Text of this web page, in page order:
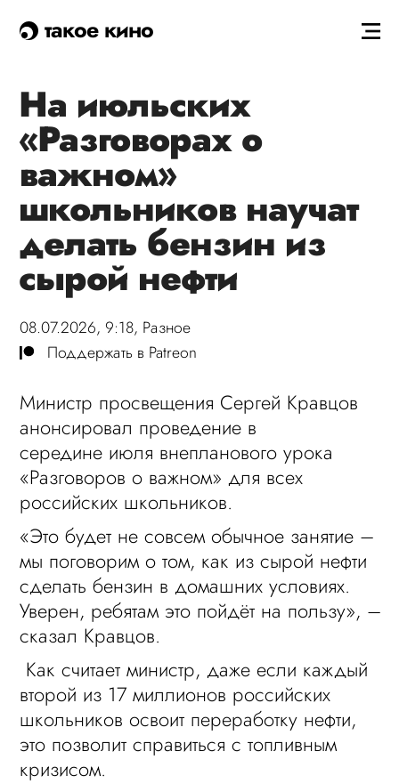
такое кино
На июльских
«Разговорах о
важном»
школьников научат
делать бензин из
сырой нефти
08.07.2026, 9:18, Разное
Поддержать в Patreon
Министр просвещения Сергей Кравцов
анонсировал проведение в
середине июля внепланового урока
«Разговоров о важном» для всех
российских школьников.
«Это будет не совсем обычное занятие –
мы поговорим о том, как из сырой нефти
сделать бензин в домашних условиях.
Уверен, ребятам это пойдёт на пользу», –
сказал Кравцов.
Как считает министр, даже если каждый
второй из 17 миллионов российских
школьников освоит переработку нефти,
это позволит справиться с топливным
кризисом.